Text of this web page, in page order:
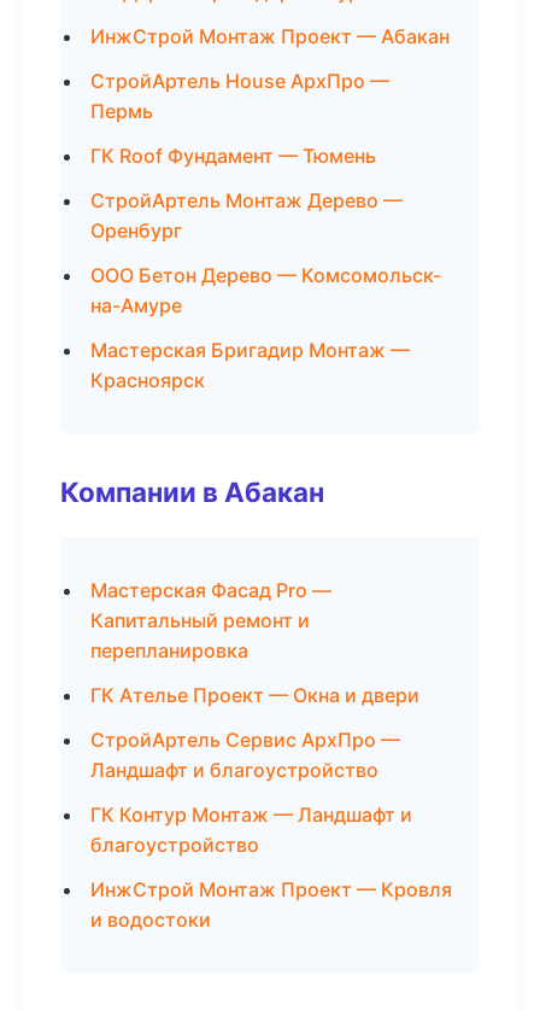
ИнжСтрой Монтаж Проект — Абакан
СтройАртель House АрхПро —
Пермь
ГК Roof Фундамент — Тюмень
СтройАртель Монтаж Дерево —
Оренбург
ООО Бетон Дерево — Комсомольск-
на-Амуре
Мастерская Бригадир Монтаж —
Красноярск
Компании в Абакан
Мастерская Фасад Pro —
Капитальный ремонт и
перепланировка
ГК Ателье Проект — Окна и двери
СтройАртель Сервис АрхПро —
Ландшафт и благоустройство
ГК Контур Монтаж — Ландшафт и
благоустройство
ИнжСтрой Монтаж Проект — Кровля
и водостоки